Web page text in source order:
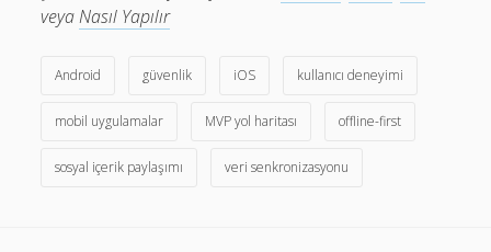
veyaNasıl Yapılır
Android güvenlik iOS kullanıcı deneyimi
mobil uygulamalar MVP yol haritası offline-first
sosyal içerik paylaşımı veri senkronizasyonu